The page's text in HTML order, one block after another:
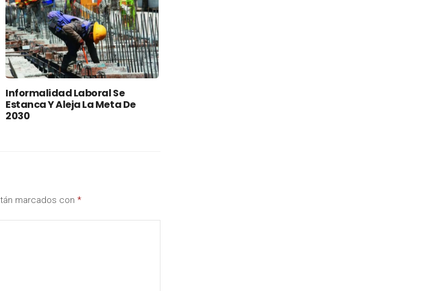
Informalidad Laboral Se
Estanca Y Aleja La Meta De
2030
marcados con *